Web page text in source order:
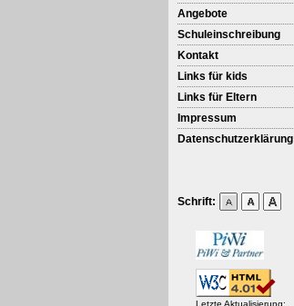
Angebote
Schuleinschreibung
Kontakt
Links für kids
Links für Eltern
Impressum
Datenschutzerklärung
Schrift:
Letzte Aktualisierung: